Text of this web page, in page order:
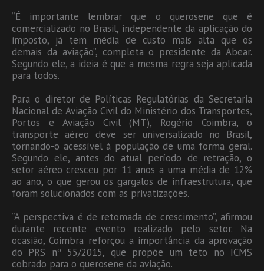
“É importante lembrar que o querosene que é
comercializado no Brasil, independente da aplicação do
imposto, já tem média de custo mais alta que os
demais da aviação”, completa o presidente da Abear.
Segundo ele, a ideia é que a mesma regra seja aplicada
para todos.
Para o diretor de Políticas Regulatórias da Secretaria
Nacional de Aviação Civil do Ministério dos Transportes,
Portos e Aviação Civil (MT), Rogério Coimbra, o
transporte aéreo deve ser universalizado no Brasil,
tornando-o acessível à população de uma forma geral.
Segundo ele, antes do atual período de retração, o
setor aéreo cresceu por 11 anos a uma média de 12%
ao ano, o que gerou os gargalos de infraestrutura, que
foram solucionados com as privatizações.
“A perspectiva é de retomada de crescimento”, afirmou
durante recente evento realizado pelo setor. Na
ocasião, Coimbra reforçou a importância da aprovação
do PRS nº 55/2015, que propõe um teto no ICMS
cobrado para o querosene da aviação.